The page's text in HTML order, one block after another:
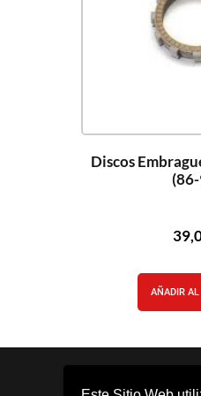
Discos
AÑADIR